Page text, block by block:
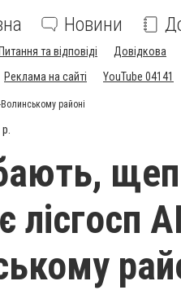
Новини
Питання та відповіді Довідкова
Реклама на сайті YouTube 04141
районі
лісгосп